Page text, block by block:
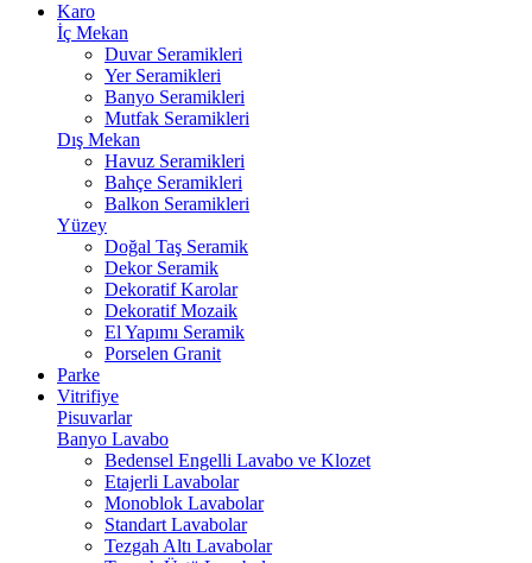
Karo
İç Mekan
Duvar Seramikleri
Yer Seramikleri
Banyo Seramikleri
Mutfak Seramikleri
Dış Mekan
Havuz Seramikleri
Bahçe Seramikleri
Balkon Seramikleri
Yüzey
Doğal Taş Seramik
Dekor Seramik
Dekoratif Karolar
Dekoratif Mozaik
El Yapımı Seramik
Porselen Granit
Parke
Vitrifiye
Pisuvarlar
Banyo Lavabo
Bedensel Engelli Lavabo ve Klozet
Etajerli Lavabolar
Monoblok Lavabolar
Standart Lavabolar
Tezgah Altı Lavabolar